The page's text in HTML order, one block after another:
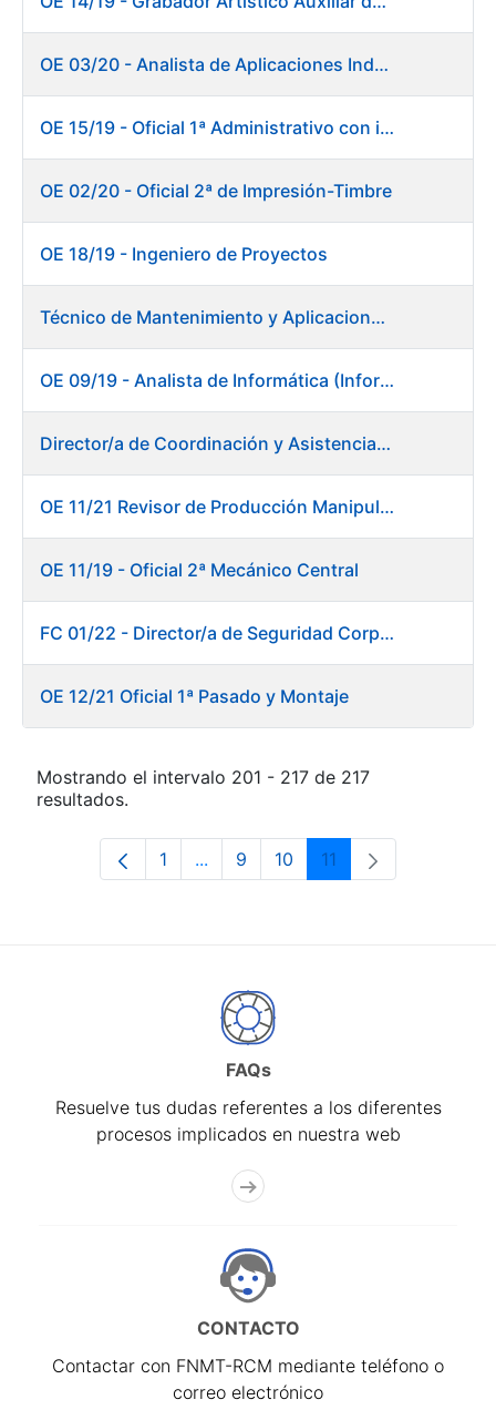
OE 03/20 - Analista de Aplicaciones Industriales
OE 15/19 - Oficial 1ª Administrativo con inglés y francés
OE 02/20 - Oficial 2ª de Impresión-Timbre
OE 18/19 - Ingeniero de Proyectos
Técnico de Mantenimiento y Aplicaciones Industriales - Centro de trabajo de Burgos
OE 09/19 - Analista de Informática (Informática)
Director/a de Coordinación y Asistencia Técnica a la Presidencia -Dirección General
OE 11/21 Revisor de Producción Manipulado Timbre
OE 11/19 - Oficial 2ª Mecánico Central
FC 01/22 - Director/a de Seguridad Corporativa
OE 12/21 Oficial 1ª Pasado y Montaje
Mostrando el intervalo 201 - 217 de 217
resultados.
Página
1 ...Páginas intermedias Use TAB para
Página
9 Página
10 Página
11
FAQs
Resuelve tus dudas referentes a los diferentes
procesos implicados en nuestra web
CONTACTO
Contactar con FNMT-RCM mediante teléfono o
correo electrónico